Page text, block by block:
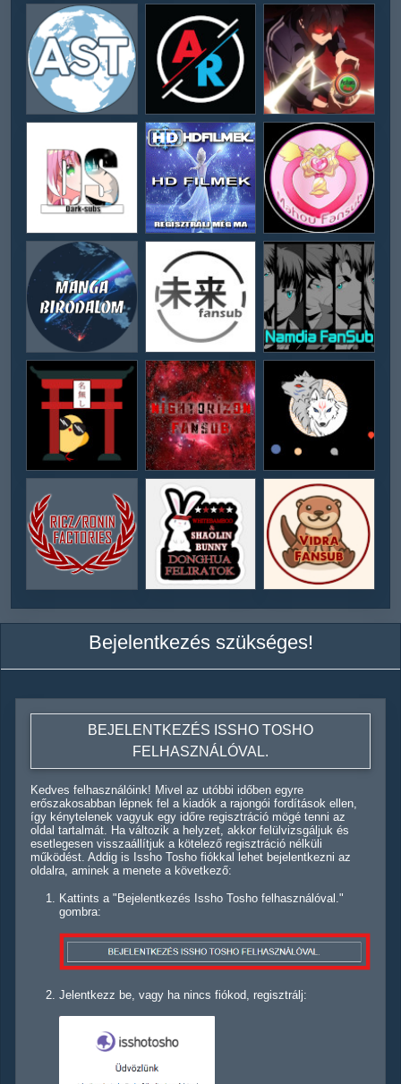
Bejelentkezés szükséges!
BEJELENTKEZÉS ISSHO TOSHO
FELHASZNÁLÓVAL.
Kedves felhasználóink! Mivel az utóbbi időben egyre
erőszakosabban lépnek fel a kiadók a rajongói fordítások ellen,
így kénytelenek vagyuk egy időre regisztráció mögé tenni az
oldal tartalmát. Ha változik a helyzet, akkor felülvizsgáljuk és
esetlegesen visszaállítjuk a kötelező regisztráció nélküli
működést. Addig is Issho Tosho fiókkal lehet bejelentkezni az
oldalra, aminek a menete a következő:
Kattints a "Bejelentkezés Issho Tosho felhasználóval."
gombra:
Jelentkezz be, vagy ha nincs fiókod, regisztrálj: